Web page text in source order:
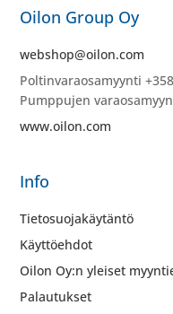
Oilon Group Oy
webshop@oilon.com
Poltinvaraosamyynti
Pumppujen
www.oilon.com
Info
Tietosuojakäytäntö
Käyttöehdot
Oilon Oy:n yleiset
Palautukset